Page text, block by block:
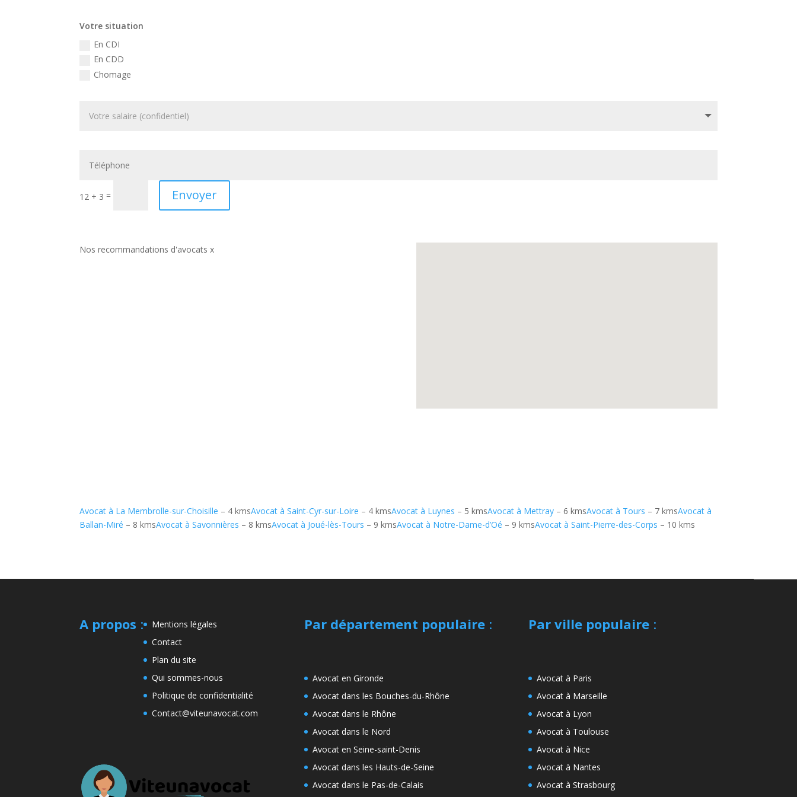
Votre situation
En CDI
En CDD
Chomage
12 + 3 = Envoyer
Nos recommandations d'avocats x
Avocat à La Membrolle-sur-Choisille – 4 kmsAvocat à Saint-Cyr-sur-Loire – 4 kmsAvocat à Luynes – 5 kmsAvocat à Mettray – 6 kmsAvocat à Tours – 7 kmsAvocat à
Ballan-Miré – 8 kmsAvocat à Savonnières – 8 kmsAvocat à Joué-lès-Tours – 9 kmsAvocat à Notre-Dame-d’Oé – 9 kmsAvocat à Saint-Pierre-des-Corps – 10 kms
A propos :
Mentions légales
Contact
Plan du site
Qui sommes-nous
Politique de confidentialité
Contact@viteunavocat.com
Par département populaire:
Avocat en Gironde
Avocat dans les Bouches-du-Rhône
Avocat dans le Rhône
Avocat dans le Nord
Avocat en Seine-saint-Denis
Avocat dans les Hauts-de-Seine
Avocat dans le Pas-de-Calais
Par ville populaire:
Avocat à Paris
Avocat à Marseille
Avocat à Lyon
Avocat à Toulouse
Avocat à Nice
Avocat à Nantes
Avocat à Strasbourg